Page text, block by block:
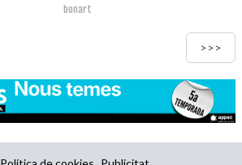
bonart
>>>